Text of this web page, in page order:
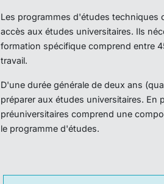
Les programmes d'études techniques
accès aux études universitaires. Ils
formation spécifique comprend entre
travail.
D'une durée générale de deux ans
préparer aux études universitaires.
préuniversitaires comprend une
le programme d'études.